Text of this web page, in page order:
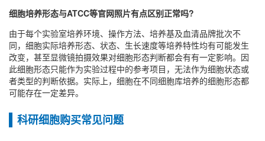
细胞培养形态与ATCC等官网照片有点区别正常吗?
由于每个实验室培养环境、操作方法、培养基及血清品牌批次不
同，细胞实际培养形态、状态、生长速度等培养特性均有可能发生
改变，甚至显微镜拍摄效果对细胞形态判断都会有有一定影响。因
此细胞形态只能作为实验过程中的参考项目，无法作为细胞状态或
者类型的判断依据。实际上，细胞在不同细胞库培养的细胞形态都
可能存在一定差异。
科研细胞购买常见问题